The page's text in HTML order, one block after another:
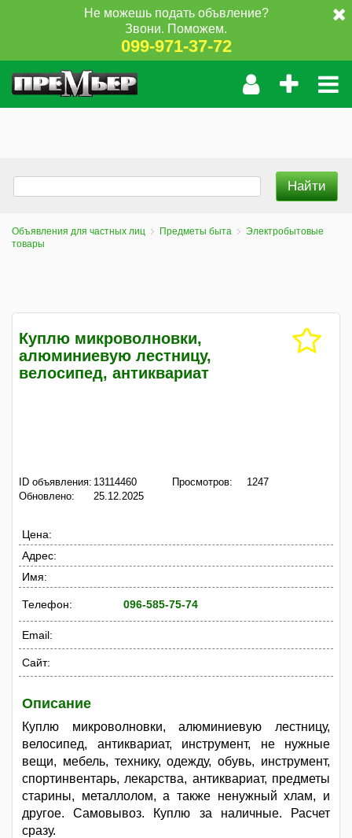
Не можешь подать объвление?
Звони. Поможем.
099-971-37-72
Объявления для частных лиц Предметы быта
Электробытовые
товары
Куплю микроволновки,
алюминиевую лестницу,
велосипед, антиквариат
ID объявления: 13114460
Обновлено:
25.12.2025
Просмотров: 1247
Цена:
Адрес:
Имя:
Телефон: 096-585-75-74
Email:
Сайт:
Описание
Куплю микроволновки, алюминиевую лестницу,
велосипед, антиквариат, инструмент, не нужные
вещи, мебель, технику, одежду, обувь, инструмент,
спортинвентарь, лекарства, антиквариат, предметы
старины, металлолом, а также ненужный хлам, и
другое. Самовывоз. Куплю за наличные. Расчет
сразу.